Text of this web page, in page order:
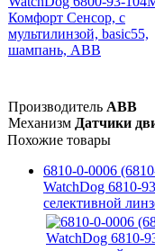
Производитель ABB
Механизм Датчики
Похожие товары
6810-0-0006
WatchDog 6810-
селективной